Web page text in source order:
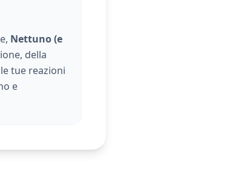
Nettuno (e
della
tue reazioni
e